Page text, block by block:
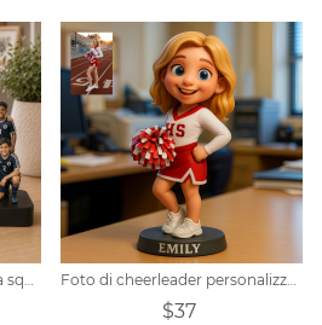
Ricordo personalizzato della squadra Foto di cheerleader personalizzata
$37